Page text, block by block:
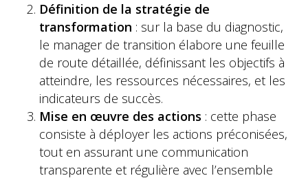
Définition de la stratégie de
transformation : sur la base du diagnostic,
le manager de transition élabore une feuille
de route détaillée, définissant les objectifs à
atteindre, les ressources nécessaires, et les
indicateurs de succès.
Mise en œuvre des actions : cette phase
consiste à déployer les actions préconisées,
tout en assurant une communication
transparente et régulière avec l’ensemble